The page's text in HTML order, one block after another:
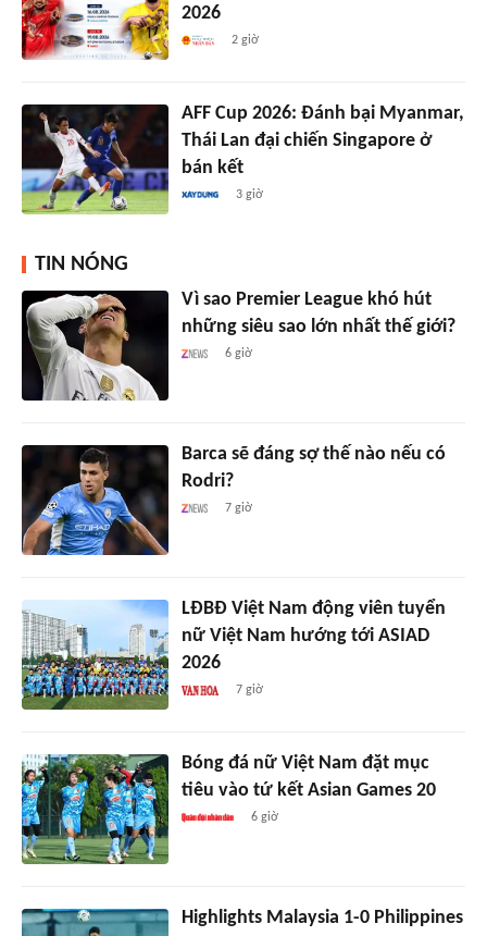
2026
2 giờ
AFF Cup 2026: Đánh bại Myanmar,
Thái Lan đại chiến Singapore ở
bán kết
3 giờ
TIN NÓNG
Vì sao Premier League khó hút
những siêu sao lớn nhất thế giới?
6 giờ
Barca sẽ đáng sợ thế nào nếu có
Rodri?
7 giờ
LĐBĐ Việt Nam động viên tuyển
nữ Việt Nam hướng tới ASIAD
2026
7 giờ
Bóng đá nữ Việt Nam đặt mục
tiêu vào tứ kết Asian Games 20
6 giờ
Highlights Malaysia 1-0 Philippines